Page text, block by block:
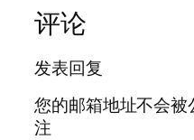
评论
发表回复
您的邮箱地址不会被
注